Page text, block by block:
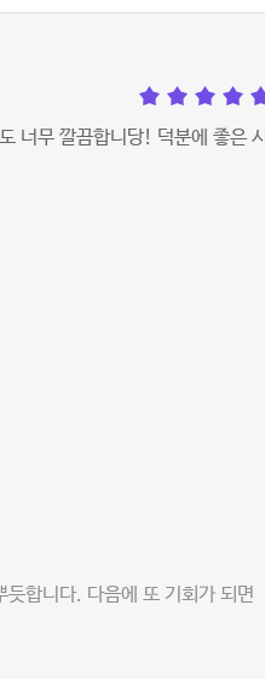
너무 깔끔합니당! 덕분에 좋은 시
합니다. 다음에 또 기회가 되면